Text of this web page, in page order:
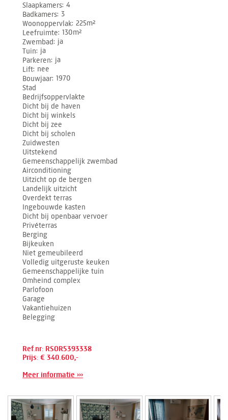
Slaapkamers 4
Badkamers 3
Woonoppervlak 225m²
Leefruimte 130m²
Zwembad ja
Tuin ja
Parkeren ja
Lift nee
Bouwjaar 1970
Stad
Bedrijfsoppervlakte
Dicht bij de haven
Dicht bij winkels
Dicht bij zee
Dicht bij scholen
Zuidwesten
Uitstekend
Gemeenschappelijk zwembad
Airconditioning
Uitzicht op de bergen
Landelijk uitzicht
Overdekt terras
Ingebouwde kasten
Dicht bij openbaar vervoer
Privéterras
Berging
Bijkeuken
Niet gemeubileerd
Volledig uitgeruste keuken
Gemeenschappelijke tuin
Omheind complex
Parlofoon
Garage
Vakantiehuizen
Belegging
Ref.nr: RSOR5393338
Prijs: € 340.600,-
Meer informatie ›››